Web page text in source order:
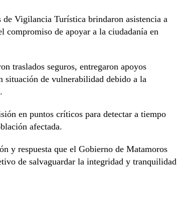
Vigilancia Turística brindaron asistencia a
compromiso de apoyar a la ciudadanía en
traslados seguros, entregaron apoyos
situación de vulnerabilidad debido a la
en puntos críticos para detectar a tiempo
afectada.
y respuesta que el Gobierno de Matamoros
de salvaguardar la integridad y tranquilidad